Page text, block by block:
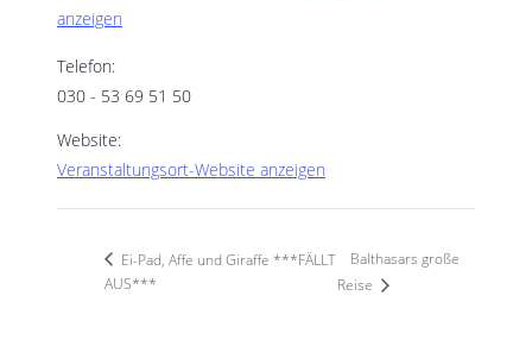
anzeigen
Telefon:
030 - 53 69 51 50
Website:
Veranstaltungsort-Website anzeigen
Ei-Pad, Affe und Giraffe ***FÄLLT
AUS***
Balthasars große
Reise